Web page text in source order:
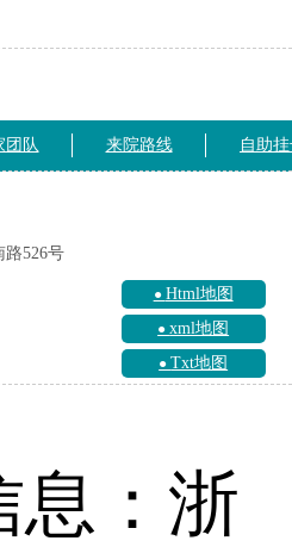
团队 来院路线 自助
路526号
Html地图
xml地图
Txt地图
息：浙